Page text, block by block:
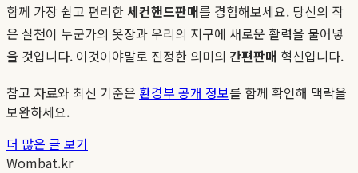
함께 가장 쉽고 편리한세컨핸드판매를 경험해보세요. 당신의 작
은 실천이 누군가의 옷장과 우리의 지구에 새로운 활력을 불어넣
을 것입니다. 이것이야말로 진정한 의미의 간편판매 혁신입니다.
참고 자료와 최신 기준은 환경부 공개 정보를 함께 확인해 맥락을
보완하세요.
더 많은 글 보기
Wombat.kr